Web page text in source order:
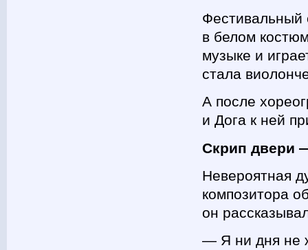
Фестивальный
в белом
музыке и
стала
А после
и Дога к ней
Скрип двери
Невероятная
композитора
он
— Я ни дня не